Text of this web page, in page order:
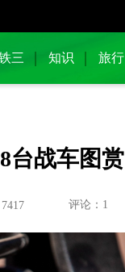
三 知识 旅行
台战车图赏
7417 评论：1